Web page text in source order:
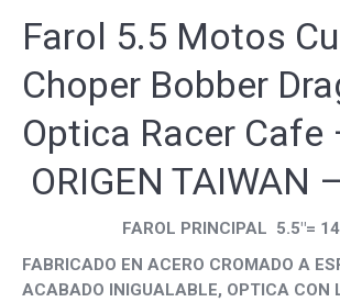
Farol 5.5 Motos
Choper Bobber
Optica Racer Cafe
ORIGEN TAIWAN –
FAROL PRINCIPAL 5.5″=
FABRICADO EN ACERO CROMADO A
ACABADO INIGUALABLE, OPTICA CON